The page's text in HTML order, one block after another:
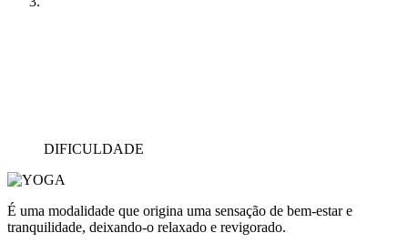
DIFICULDADE
É uma modalidade que origina uma sensação de bem-estar e
tranquilidade, deixando-o relaxado e revigorado.